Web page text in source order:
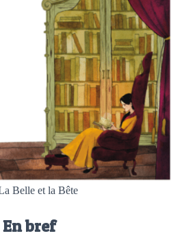
Belle et la Bête
En bref